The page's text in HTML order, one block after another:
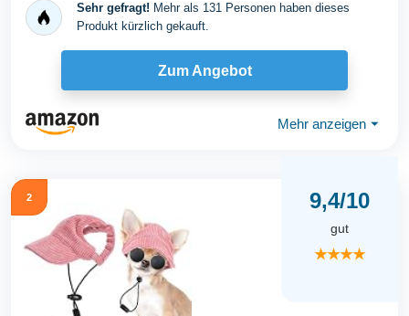
Sehr gefragt! Mehr als 131 Personen haben dieses
Produkt kürzlich gekauft.
Zum Angebot
Mehr anzeigen ⏷
2 9,4/10
gut
★★★★